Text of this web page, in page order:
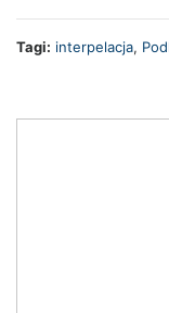
Tagi: interpelacja,